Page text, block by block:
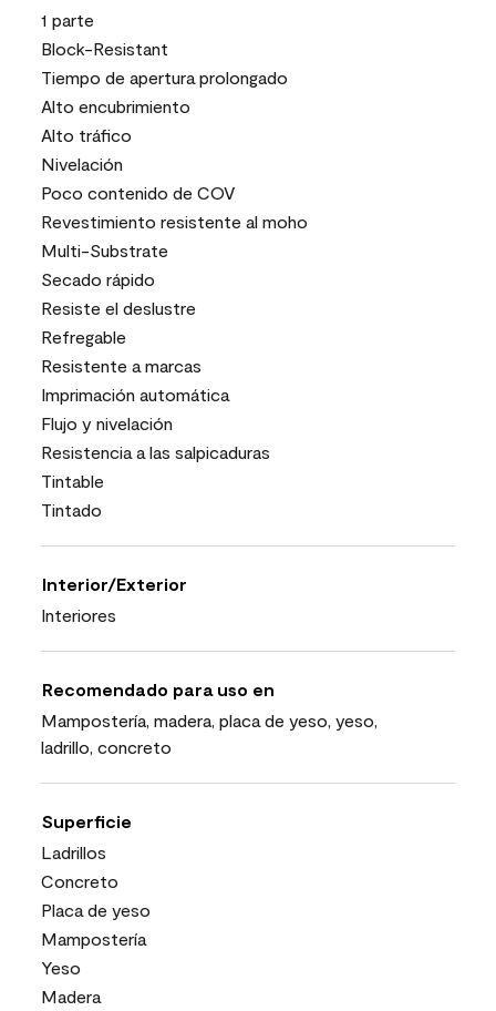
1 parte
Block-Resistant
Tiempo de apertura prolongado
Alto encubrimiento
Alto tráfico
Nivelación
Poco contenido de COV
Revestimiento resistente al moho
Multi-Substrate
Secado rápido
Resiste el deslustre
Refregable
Resistente a marcas
Imprimación automática
Flujo y nivelación
Resistencia a las salpicaduras
Tintable
Tintado
Interior/Exterior
Interiores
Recomendado para uso en
Mampostería, madera, placa de yeso, yeso,
ladrillo, concreto
Superficie
Ladrillos
Concreto
Placa de yeso
Mampostería
Yeso
Madera